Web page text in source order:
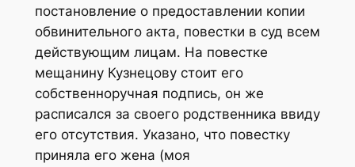
постановление о предоставлении копии
обвинительного акта, повестки в суд всем
действующим лицам. На повестке
мещанину Кузнецову стоит его
собственноручная подпись, он же
расписался за своего родственника ввиду
его отсутствия. Указано, что повестку
приняла его жена (моя